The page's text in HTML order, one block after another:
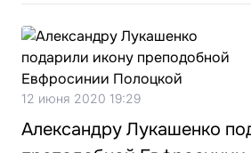
12 июня 2020 19:29
Александру Лукашенко